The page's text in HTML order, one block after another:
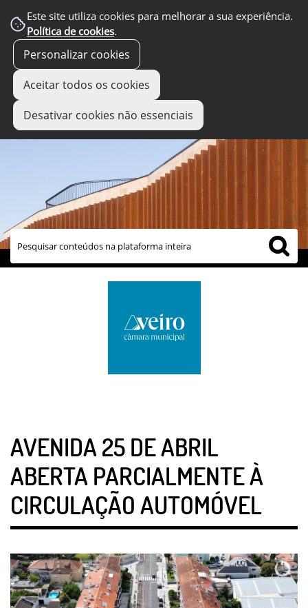
Este site utiliza cookies para melhorar a sua experiência.
Política de cookies.
Personalizar cookies
Aceitar todos os cookies
Desativar cookies não essenciais
links úteis
AVENIDA 25 DE ABRIL
ABERTA PARCIALMENTE À
CIRCULAÇÃO AUTOMÓVEL